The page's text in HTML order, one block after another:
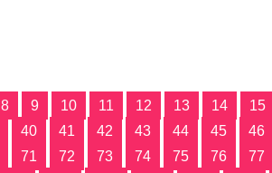
8 9 10 11 12 13 14 15
40 41 42 43 44 45 46
71 72 73 74 75 76 77